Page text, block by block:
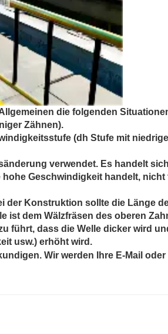
die folgenden
Zähnen).
(dh Stufe mit
verwendet. Es handelt
Geschwindigkeit handelt, nicht
der Konstruktion sollte die Länge
ist dem Wälzfräsen des oberen
führt, dass die Welle dicker wird
usw.) erhöht wird.
Wir werden Ihre E-Mail oder